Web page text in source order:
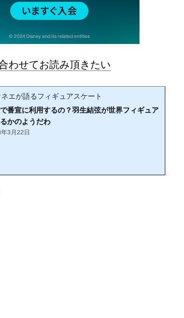
わせてお読み頂きたい
エが語るフィギュアスケート
番宣に利用するの？羽生結弦が世界フィギュア
かのようだわ
3月22日